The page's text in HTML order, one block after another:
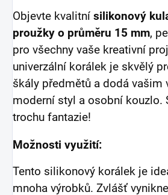
Objevte kvalitní silikonový
proužky o průměru 15 mm,
pro všechny vaše kreativní
univerzální korálek je skvělý
škály předmětů a dodá vašim
moderní styl a osobní kouzlo.
trochu fantazie!
Možnosti využití:
Tento silikonový korálek je
mnoha výrobků. Zvlášť